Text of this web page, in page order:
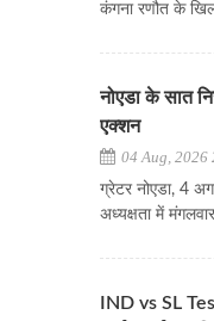
कंगना रणौत के
नोएडा के सात
एक्शन
04 Aug, 2026
ग्रेटर नोएडा, 4
अध्यक्षता में
IND vs SL